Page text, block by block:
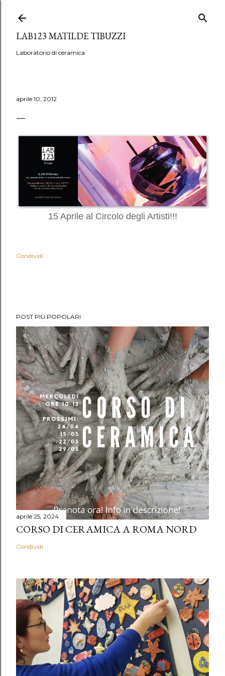
LAB123 MATILDE TIBUZZI
Laboratorio di ceramica
aprile 10, 2012
15 Aprile al Circolo degli Artisti!!!
Condividi
POST PIÙ POPOLARI
aprile 25, 2024
CORSO DI CERAMICA A ROMA NORD
Condividi